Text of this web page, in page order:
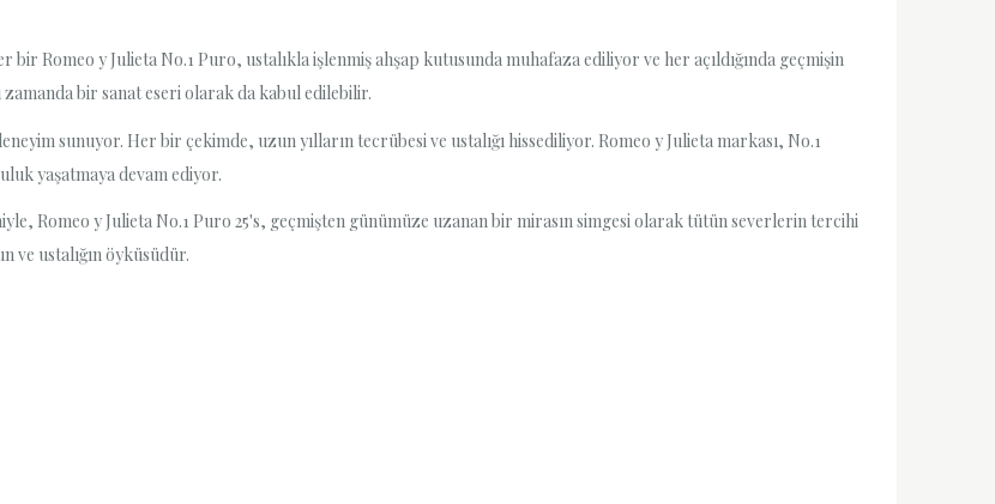
Romeo y Julieta No.1 Puro, ustalıkla işlenmiş ahşap kutusunda muhafaza ediliyor ve her açıldığında geçmişin
zamanda bir sanat eseri olarak da kabul edilebilir.
sunuyor. Her bir çekimde, uzun yılların tecrübesi ve ustalığı hissediliyor. Romeo y Julieta markası, No.1
yaşatmaya devam ediyor.
Romeo y Julieta No.1 Puro 25's, geçmişten günümüze uzanan bir mirasın simgesi olarak tütün severlerin tercihi
ve ustalığın öyküsüdür.